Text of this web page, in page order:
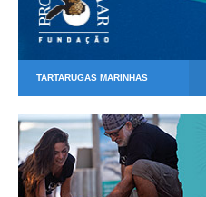
TARTARUGAS MARINHAS